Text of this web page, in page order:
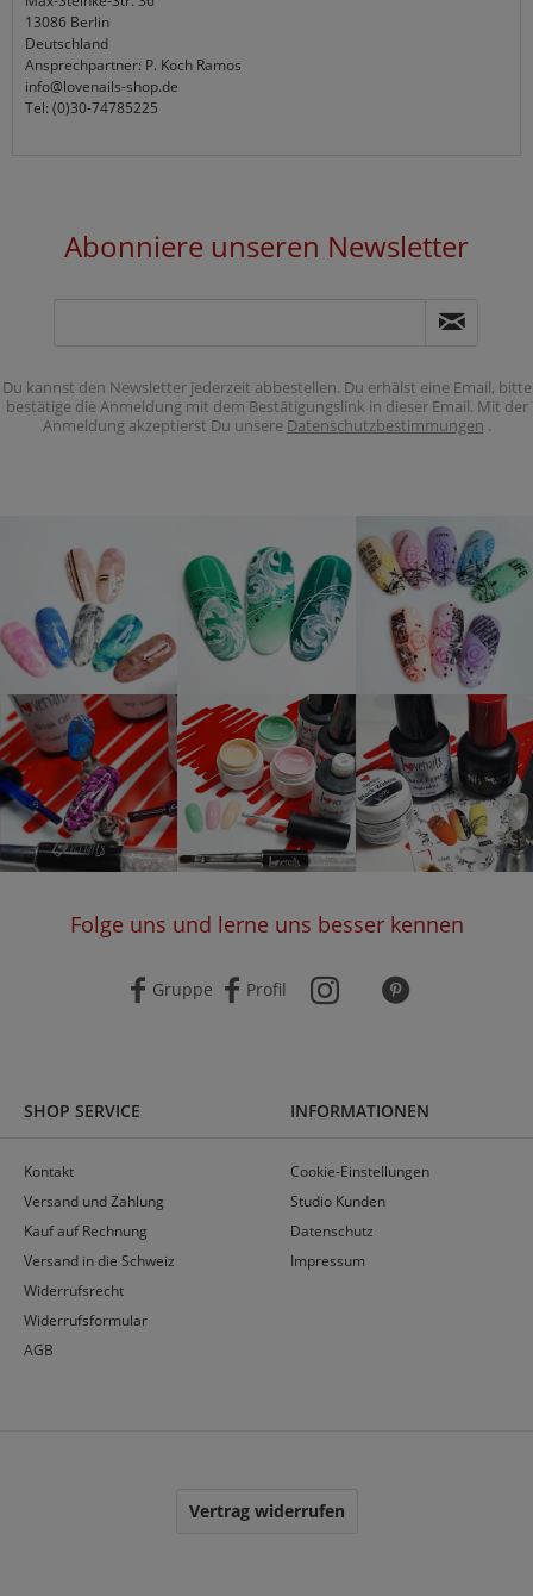
13086 Berlin
Deutschland
Ansprechpartner: P. Koch Ramos
info@lovenails-shop.de
Tel: (0)30-74785225
Abonniere unseren Newsletter
Du kannst den Newsletter jederzeit abbestellen. Du erhälst eine Email, bitte
bestätige die Anmeldung mit dem Bestätigungslink in dieser Email. Mit der
Anmeldung akzeptierst Du unsere Datenschutzbestimmungen .
Folge uns und lerne uns besser kennen
Gruppe Profil
SHOP SERVICE
Kontakt
Versand und Zahlung
Kauf auf Rechnung
Versand in die Schweiz
Widerrufsrecht
Widerrufsformular
AGB
INFORMATIONEN
Cookie-Einstellungen
Studio Kunden
Datenschutz
Impressum
Vertrag widerrufen